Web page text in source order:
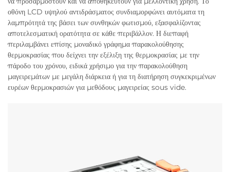
οθόνη LCD υψηλού αντιδράσματος συνδιαμορφώνει αυτόματα τη
λαμπρότητά της βάσει των συνθηκών φωτισμού, εξασφαλίζοντας
αποτελεσματική ορατότητα σε κάθε περιβάλλον. Η διεπαφή
περιλαμβάνει επίσης μοναδικό γράφημα παρακολούθησης
θερμοκρασίας που δείχνει την εξέλιξη της θερμοκρασίας με την
πάροδο του χρόνου, ειδικά χρήσιμο για την παρακολούθηση
μαγειρεμάτων με μεγάλη διάρκεια ή για τη διατήρηση συγκεκριμένων
ευρέων θερμοκρασιών για μεθόδους μαγειρείας sous vide.